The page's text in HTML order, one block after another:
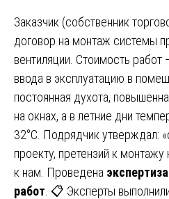
Заказчик (собственник
договор на монтаж системы
вентиляции. Стоимость
ввода в эксплуатацию в
постоянная духота,
на окнах, а в летние дни
32°C. Подрядчик утверждал:
проекту, претензий к монтажу
к нам. Проведена
работ . 📋 Эксперты